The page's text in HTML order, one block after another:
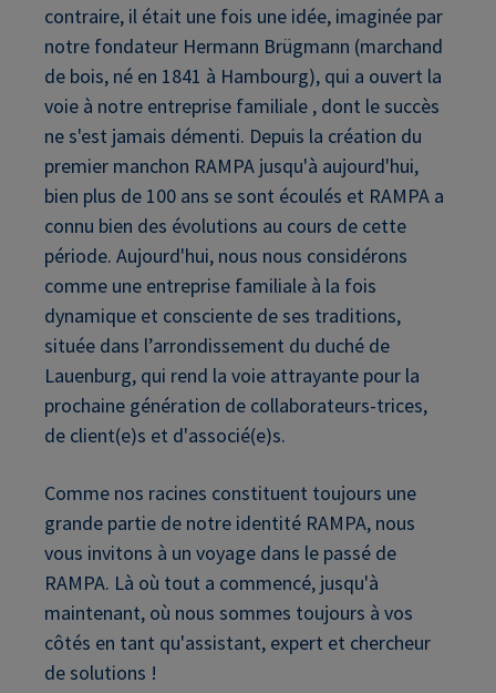
contraire, il était une fois une idée, imaginée par
notre fondateur Hermann Brügmann (marchand
de bois, né en 1841 à Hambourg), qui a ouvert la
voie à notre entreprise familiale , dont le succès
ne s'est jamais démenti. Depuis la création du
premier manchon RAMPA jusqu'à aujourd'hui,
bien plus de 100 ans se sont écoulés et RAMPA a
connu bien des évolutions au cours de cette
période. Aujourd'hui, nous nous considérons
comme une entreprise familiale à la fois
dynamique et consciente de ses traditions,
située dans l’arrondissement du duché de
Lauenburg, qui rend la voie attrayante pour la
prochaine génération de collaborateurs-trices,
de client(e)s et d'associé(e)s.
Comme nos racines constituent toujours une
grande partie de notre identité RAMPA, nous
vous invitons à un voyage dans le passé de
RAMPA. Là où tout a commencé, jusqu'à
maintenant, où nous sommes toujours à vos
côtés en tant qu'assistant, expert et chercheur
de solutions !